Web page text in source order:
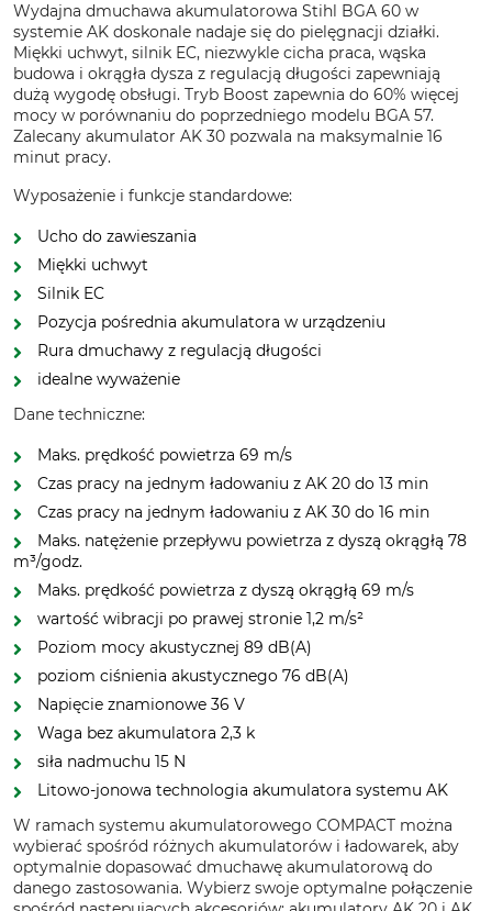
Wydajna dmuchawa akumulatorowa Stihl BGA 60 w
systemie AK doskonale nadaje się do pielęgnacji działki.
Miękki uchwyt, silnik EC, niezwykle cicha praca, wąska
budowa i okrągła dysza z regulacją długości zapewniają
dużą wygodę obsługi. Tryb Boost zapewnia do 60% więcej
mocy w porównaniu do poprzedniego modelu BGA 57.
Zalecany akumulator AK 30 pozwala na maksymalnie 16
minut pracy.
Wyposażenie i funkcje standardowe:
Ucho do zawieszania
Miękki uchwyt
Silnik EC
Pozycja pośrednia akumulatora w urządzeniu
Rura dmuchawy z regulacją długości
idealne wyważenie
Dane techniczne:
Maks. prędkość powietrza 69 m/s
Czas pracy na jednym ładowaniu z AK 20 do 13 min
Czas pracy na jednym ładowaniu z AK 30 do 16 min
Maks. natężenie przepływu powietrza z dyszą okrągłą 78
m³/godz.
Maks. prędkość powietrza z dyszą okrągłą 69 m/s
wartość wibracji po prawej stronie 1,2 m/s²
Poziom mocy akustycznej 89 dB(A)
poziom ciśnienia akustycznego 76 dB(A)
Napięcie znamionowe 36 V
Waga bez akumulatora 2,3 k
siła nadmuchu 15 N
Litowo-jonowa technologia akumulatora systemu AK
W ramach systemu akumulatorowego COMPACT można
wybierać spośród różnych akumulatorów i ładowarek, aby
optymalnie dopasować dmuchawę akumulatorową do
danego zastosowania. Wybierz swoje optymalne połączenie